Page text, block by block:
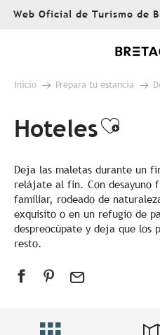
AllerWeb Oficial de Turismo de
Inicio Prepara tu estancia
Hoteles
Deja las maletas durante un
relájate al fin. Con desayuno
familiar, rodeado de
exquisito o en un refugio de
despreocúpate y deja que los
resto.